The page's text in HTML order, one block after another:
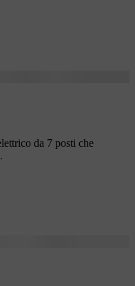
da 7 posti che